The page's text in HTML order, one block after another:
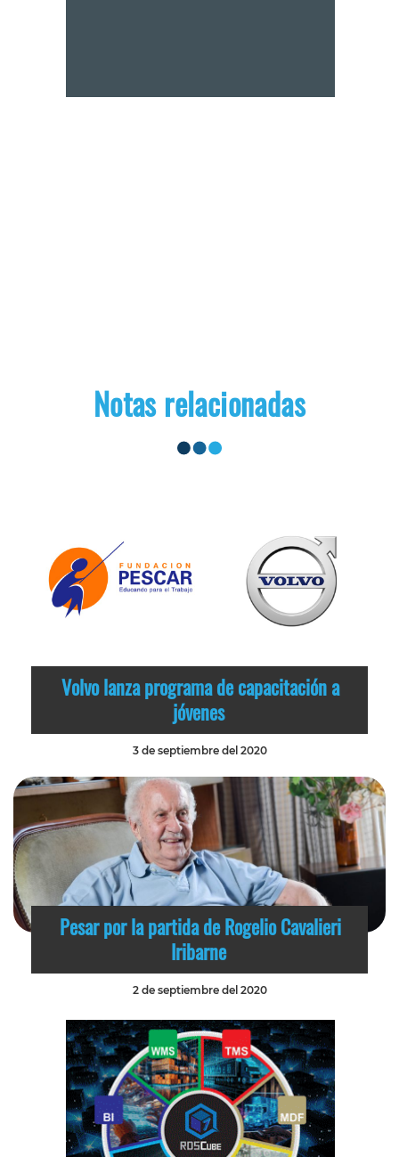
Notas relacionadas
Volvo lanza programa de capacitación a
jóvenes
3 de septiembre del 2020
Pesar por la partida de Rogelio Cavalieri
Iribarne
2 de septiembre del 2020